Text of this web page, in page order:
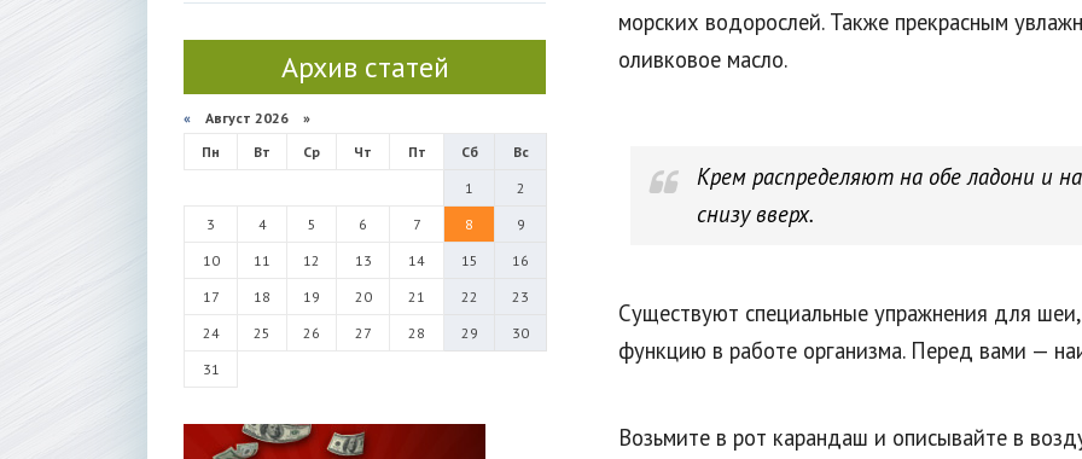
Архив статей
« Август 2026 »
Пн
Вт Ср Чт Пт Сб
Вс
1
2
3
4 5 6 7 8
9
10
11 12 13 14 15
16
17
18 19 20 21 22
23
24
25 26 27 28 29
30
31
морских водорослей. Также прекрасным
оливковое масло.
Крем распределяют на обе ладони и
снизу вверх.
Существуют специальные упражнения для
функцию в работе организма. Перед вами —
Возьмите в рот карандаш и описывайте в